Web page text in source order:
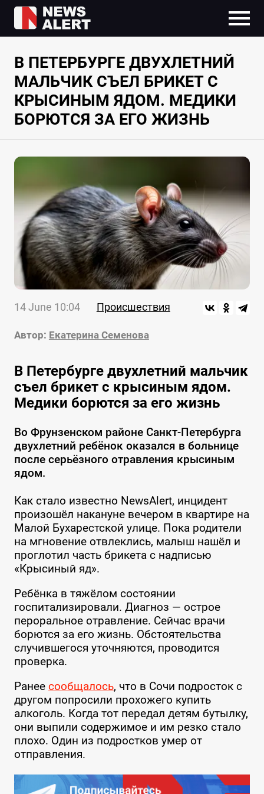
В ПЕТЕРБУРГЕ ДВУХЛЕТНИЙ
МАЛЬЧИК СЪЕЛ БРИКЕТ С
КРЫСИНЫМ ЯДОМ. МЕДИКИ
БОРЮТСЯ ЗА ЕГО ЖИЗНЬ
14 June 10:04 Происшествия
Автор: Екатерина Семенова
В Петербурге двухлетний мальчик
съел брикет с крысиным ядом.
Медики борются за его жизнь
Во Фрунзенском районе Санкт-Петербурга
двухлетний ребёнок оказался в больнице
после серьёзного отравления крысиным
ядом.
Как стало известно NewsAlert, инцидент
произошёл накануне вечером в квартире на
Малой Бухарестской улице. Пока родители
на мгновение отвлеклись, малыш нашёл и
проглотил часть брикета с надписью
«Крысиный яд».
Ребёнка в тяжёлом состоянии
госпитализировали. Диагноз — острое
пероральное отравление. Сейчас врачи
борются за его жизнь. Обстоятельства
случившегося уточняются, проводится
проверка.
Ранее сообщалось, что в Сочи подросток с
другом попросили прохожего купить
алкоголь. Когда тот передал детям бутылку,
они выпили содержимое и им резко стало
плохо. Один из подростков умер от
отправления.